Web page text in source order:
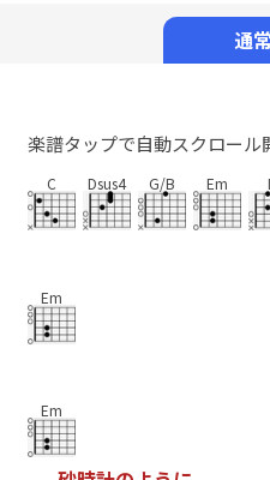
通
楽譜タップで自動スクロール
C Dsus4 G/B Em
Em
Em